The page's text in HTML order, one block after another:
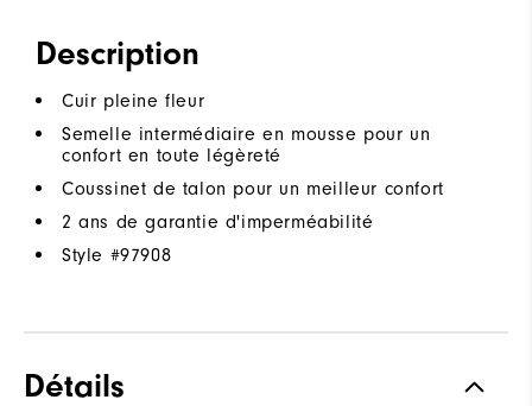
Description
Cuir pleine fleur
Semelle intermédiaire en mousse pour un
confort en toute légèreté
Coussinet de talon pour un meilleur confort
2 ans de garantie d'imperméabilité
Style #97908
Détails